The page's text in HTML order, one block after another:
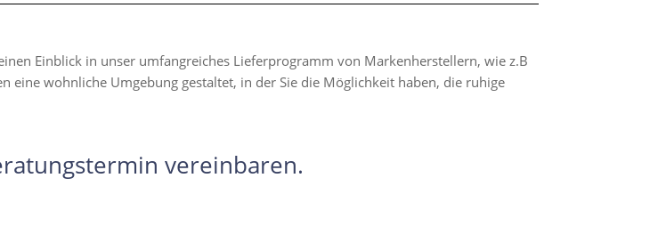
Einblick in unser umfangreiches Lieferprogramm von Markenherstellern, wie z.B
eine wohnliche Umgebung gestaltet, in der Sie die Möglichkeit haben, die ruhige
vereinbaren.